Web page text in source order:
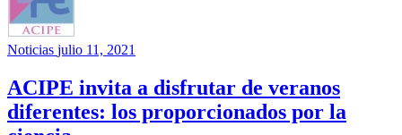
Noticias julio 11, 2021
ACIPE invita a disfrutar de veranos
diferentes: los proporcionados por la